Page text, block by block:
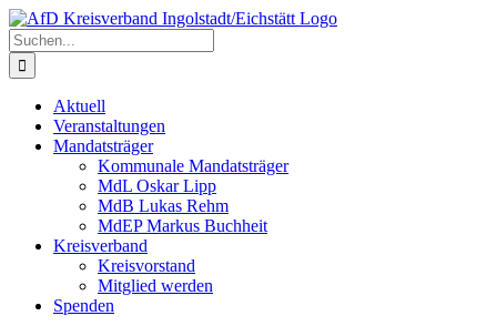
Zum
Inhalt
springen
Suche
nach:
Aktuell
Veranstaltungen
Mandatsträger
Kommunale Mandatsträger
MdL Oskar Lipp
MdB Lukas Rehm
MdEP Markus Buchheit
Kreisverband
Kreisvorstand
Mitglied werden
Spenden